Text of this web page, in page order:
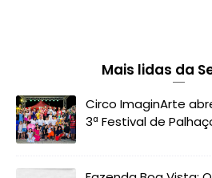
Mais lidas da
Circo ImaginArte
3ª Festival de